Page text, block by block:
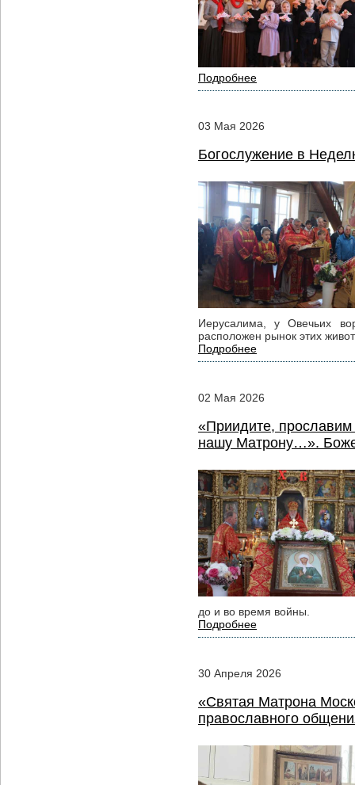
Подробнее
03 Мая 2026
Богослужение в
Иерусалима, у Овечьих
расположен рынок этих
Подробнее
02 Мая 2026
«Приидите,
нашу Матрону…».
до и во время войны.
Подробнее
30 Апреля 2026
«Святая Матрона
православного